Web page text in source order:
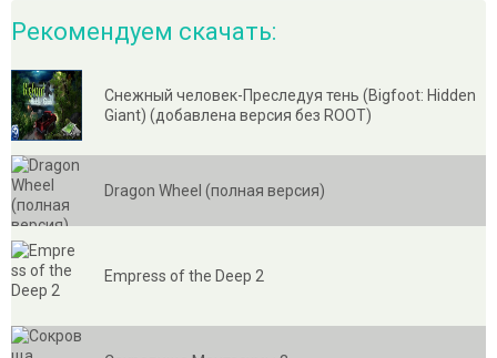
Рекомендуем скачать:
Снежный человек-Преследуя тень (Bigfoot: Hidden
Giant) (добавлена версия без ROOT)
Dragon Wheel (полная версия)
Empress of the Deep 2